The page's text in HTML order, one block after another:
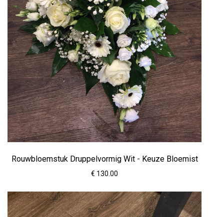
Rouwbloemstuk Druppelvormig Wit - Keuze Bloemist
€ 130.00